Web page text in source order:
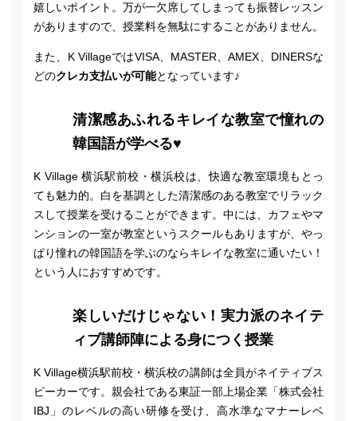
嬉しいポイント。万が一欠席してしまっても振替レッスン
がありますので、授業料を無駄にすることがありません。
また、K VillageではVISA、MASTER、AMEX、DINERSな
どのクレカ支払いが可能となっています♪
清潔感あふれるキレイな教室で憧れの
韓国語が学べる♥
K Village 横浜駅前校・横浜校は、快適な教室環境もとっ
ても魅力的。白を基調とした清潔感のある教室でリラック
スして授業を受けることができます。中には、カフェやマ
ンションの一室が教室というスクールもありますが、やっ
ぱり憧れの韓国語を学ぶのならキレイな教室に通いたい！
という人におすすめです。
楽しいだけじゃない！実力派のネイテ
ィブ講師陣による身につく授業
K Village横浜駅前校・横浜校の講師は全員がネイティブス
ピーカーです。親会社である東証一部上場企業「株式会社
IBJ」のレベルの高い研修を受け、高水準なマナーレベ